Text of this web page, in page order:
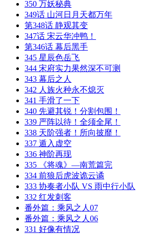
350 万妖秘典
349话 山河日月天都万年
第348话 静观其变
347话 宋云华冲鸭！
第346话 幕后黑手
345 星辰色岳飞
344 宋府实力果然深不可测
343 幕后之人
342 人族火种永不熄灭
341 手滑了一下
340 先避其锐！分割包围！
339 严阵以待！全须全尾！
338 天阶强者！所向披靡！
337 遁入虚空
336 神阶再现
335 《将魂》—南荒篇完
334 前狼后虎波诡云谲
333 协奏者小队 VS 雨中行小队
332 红发刺客
番外篇：乘风之人07
番外篇：乘风之人06
331 好像有情况